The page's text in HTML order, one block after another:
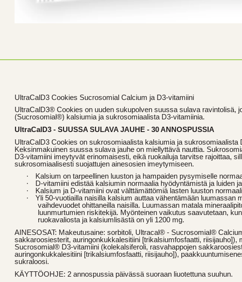
UltraCalD3 Cookies Sucrosomial Calcium ja D3-vitamiini
UltraCalD3® Cookies on uuden sukupolven suussa sulava ravintolisä,
(Sucrosomial®) kalsiumia ja sukrosomiaalista D3-vitamiinia.
UltraCalD3 - SUUSSA SULAVA JAUHE - 30 ANNOSPUSSIA
UltraCalD3 Cookies on sukrosomiaalista kalsiumia ja sukrosomiaalista
Keksinmakuinen suussa sulava jauhe on miellyttävä nauttia.
D3-vitamiini imeytyvät erinomaisesti, eikä ruokailuja tarvitse rajoittaa,
sukrosomiaalisesti suojattujen ainesosien imeytymiseen.
·
Kalsium on tarpeellinen luuston ja hampaiden pysymiselle
·
D-vitamiini edistää kalsiumin normaalia hyödyntämistä ja luiden
·
Kalsium ja D-vitamiini ovat välttämättömiä lasten luuston
·
Yli 50-vuotiailla naisilla kalsium auttaa vähentämään luumassan
vaihdevuodet ohittaneilla naisilla. Luumassan matala
luunmurtumien riskitekijä. Myönteinen vaikutus saavutetaan,
ruokavaliosta ja kalsiumlisästä on yli 1200 mg.
AINESOSAT: Makeutusaine: sorbitoli, Ultracal® - Sucrosomial®
sakkaroosiesterit, auringonkukkalesitiini [trikalsiumfosfaatti, riisijauho]),
Sucrosomial® D3-vitamiini (kolekalsiferoli, rasvahappojen
auringonkukkalesitiini [trikalsiumfosfaatti, riisijauho]),
sukraloosi.
KÄYTTÖOHJE: 2 annospussia päivässä suoraan liuotettuna suuhun.